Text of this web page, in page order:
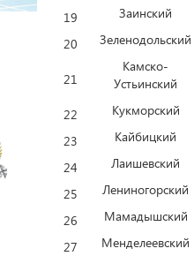
19
Заинский
20
Зеленодольский
21
Камско-
Устьинский
22 Кукморский
23
Кайбицкий
24
Лаишевский
25
Лениногорский
26
Мамадышский
27
Менделеевский